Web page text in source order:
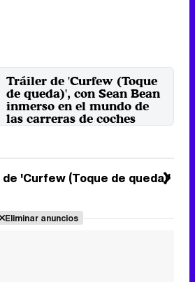
Tráiler de 'Curfew (Toque
de queda)', con Sean Bean
inmerso en el mundo de
las carreras de coches
'Curfew (Toque de queda)'
Eliminar anuncios